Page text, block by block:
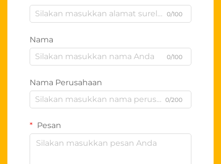
0/100
Nama
0/100
Nama Perusahaan
0/200
Pesan